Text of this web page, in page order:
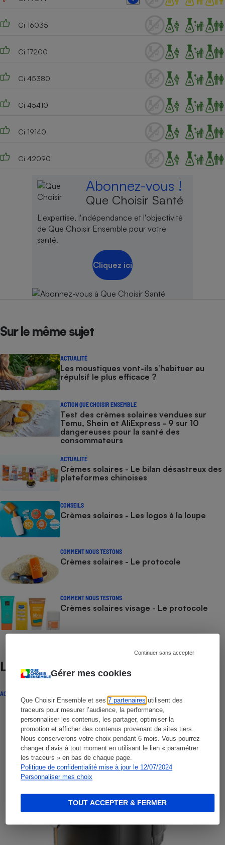
Gérer mes cookies
Que Choisir Ensemble et ses7 partenaires utilisent des
traceurs pour mesurer l’audience, la performance,
personnaliser les contenus, les partager, optimiser la
promotion et afficher des contenus provenant de sites tiers.
Nous conserverons votre choix pendant 6 mois. Vous pourrez
changer d’avis à tout moment en utilisant le lien « paramétrer
les traceurs » en bas de chaque page.
Politique de confidentialité mise à jour le 12/07/2024
Personnaliser mes choix
Continuer sans accepter
TOUT ACCEPTER & FERMER
Ci 16035
Ci 17200
Ci 45380
Ci 45410
Ci 19140
Ci 42090
Abonnez-vous !
Que Choisir Santé
L'expertise, l'indépendance et l'objectivité
de Que Choisir Ensemble pour votre
santé.
Cliquez ici
Sur le même sujet
ACTUALITÉ
Les moustiques vont-ils s’habituer au
répulsif le plus efficace ?
ACTION QUE CHOISIR ENSEMBLE
Test des crèmes solaires vendues sur
Temu, Shein et AliExpress - 9 sur 10
dangereuses pour la santé des
consommateurs
ACTUALITÉ
Crèmes solaires - Le bilan désastreux des
plateformes chinoises
CONSEILS
Crèmes solaires - Les logos à la loupe
COMMENT NOUS TESTONS
Crèmes solaires - Le protocole
COMMENT NOUS TESTONS
Crèmes solaires visage - Le protocole
Lire aussi
ACTUALITÉ